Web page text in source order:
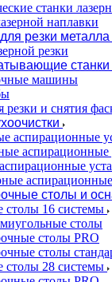
станки
наплавки
резки металла
резки
станки
машины
резки и снятия
аспирационные
аспирационные
столы и
столы 16 системы
столы
столы PRO
столы
столы 28 системы